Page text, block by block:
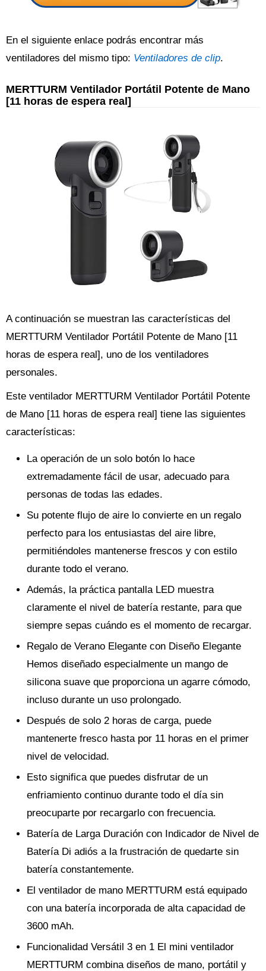
En el siguiente enlace podrás encontrar más
ventiladores del mismo tipo: Ventiladores de clip.
MERTTURM Ventilador Portátil Potente de Mano
[11 horas de espera real]
A continuación se muestran las características del
MERTTURM Ventilador Portátil Potente de Mano [11
horas de espera real], uno de los ventiladores
personales.
Este ventilador MERTTURM Ventilador Portátil Potente
de Mano [11 horas de espera real] tiene las siguientes
características:
La operación de un solo botón lo hace
extremadamente fácil de usar, adecuado para
personas de todas las edades.
Su potente flujo de aire lo convierte en un regalo
perfecto para los entusiastas del aire libre,
permitiéndoles mantenerse frescos y con estilo
durante todo el verano.
Además, la práctica pantalla LED muestra
claramente el nivel de batería restante, para que
siempre sepas cuándo es el momento de recargar.
Regalo de Verano Elegante con Diseño Elegante
Hemos diseñado especialmente un mango de
silicona suave que proporciona un agarre cómodo,
incluso durante un uso prolongado.
Después de solo 2 horas de carga, puede
mantenerte fresco hasta por 11 horas en el primer
nivel de velocidad.
Esto significa que puedes disfrutar de un
enfriamiento continuo durante todo el día sin
preocuparte por recargarlo con frecuencia.
Batería de Larga Duración con Indicador de Nivel de
Batería Di adiós a la frustración de quedarte sin
batería constantemente.
El ventilador de mano MERTTURM está equipado
con una batería incorporada de alta capacidad de
3600 mAh.
Funcionalidad Versátil 3 en 1 El mini ventilador
MERTTURM combina diseños de mano, portátil y